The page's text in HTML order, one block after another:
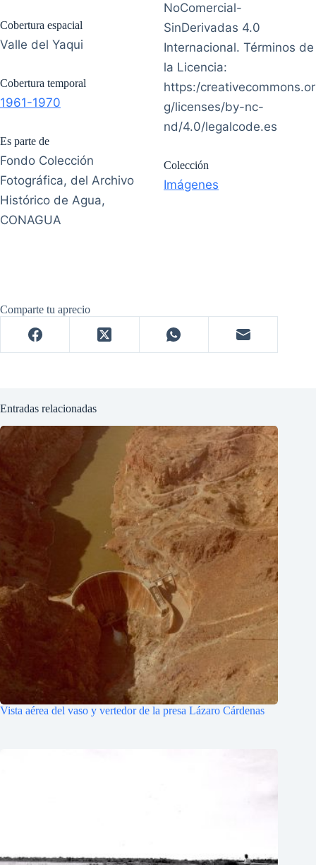
Cobertura espacial
Valle del Yaqui
Cobertura temporal
1961-1970
Es parte de
Fondo Colección
Fotográfica, del Archivo
Histórico de Agua,
CONAGUA
NoComercial-
SinDerivadas 4.0
Internacional. Términos de
la Licencia:
https:/creativecommons.or
g/licenses/by-nc-
nd/4.0/legalcode.es
Colección
Imágenes
Comparte tu aprecio
Entradas relacionadas
Vista aérea del vaso y vertedor de la presa Lázaro Cárdenas